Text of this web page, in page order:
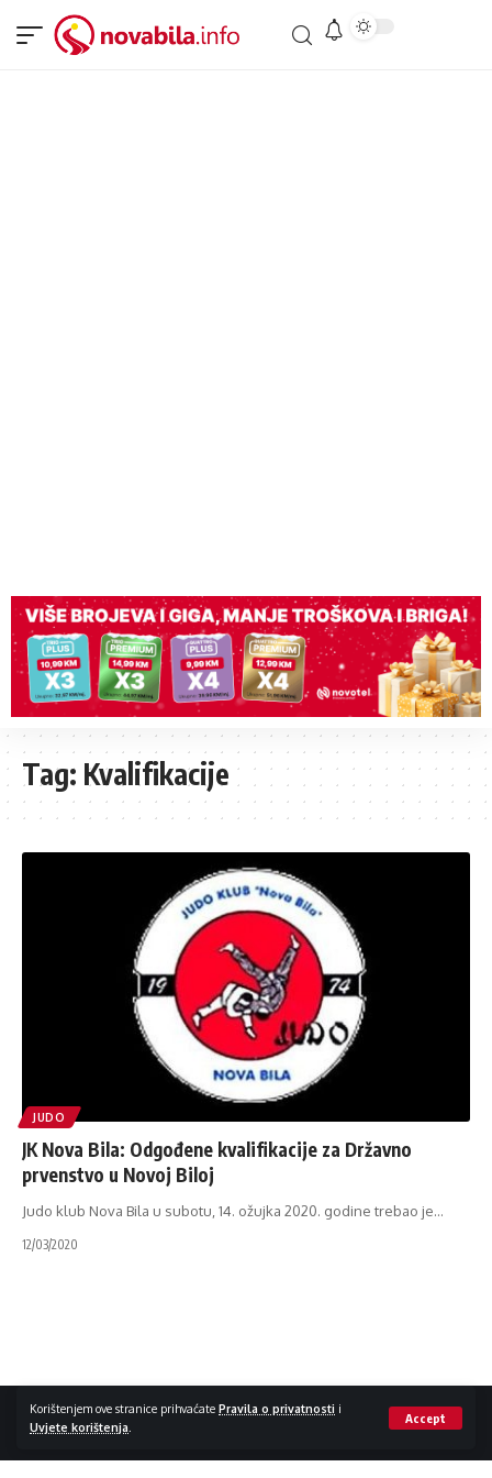
Korištenjem ove stranice prihvaćate Pravila o privatnosti i
Uvjete korištenja
Accept
Tag: Kvalifikacije
JUDO
JK Nova Bila: Odgođene kvalifikacije za Državno
prvenstvo u Novoj Biloj
Judo klub Nova Bila u subotu, 14. ožujka 2020. godine trebao je…
12/03/2020
Impressum / Kontakt Zaštita privatnosti